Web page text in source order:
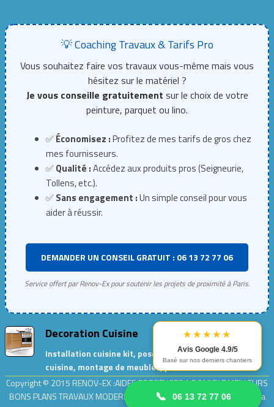
★★★★★
Avis Google 4.9/5
Basé sur nos derniers chantiers
📞 06 13 72 77 06
💡 Coaching Travaux & Tarifs Pro
Vous souhaitez faire vos travaux vous-même mais vous
hésitez sur le matériel ?
Je vous conseille gratuitement sur le choix de votre
peinture, parquet ou lino.
✅Économisez :Profitez de mes tarifs de gros chez
mes fournisseurs.
✅Qualité :Accédez aux produits pros (Seigneurie,
Tollens, etc.).
✅Sans engagement :Un simple conseil pour vous
aider à réussir.
DEMANDER UN CONSEIL GRATUIT : 06 13 72 77 06
Service offert par Renov-Ex pour soutenir les projets de proximité à Paris.
Decoration Cuisine
Installation cuisine kit, pose de meubles de
cuisine, montage de meubles, peinture cuisine…
Copyright © 2015 RENOV-EX :AIDES PRECIEUSES A DOMICILE.MEILLEURS
BONS PLANS TRAVAUX MODERNES ET ECOLOGIQUES| Adresse : rue la